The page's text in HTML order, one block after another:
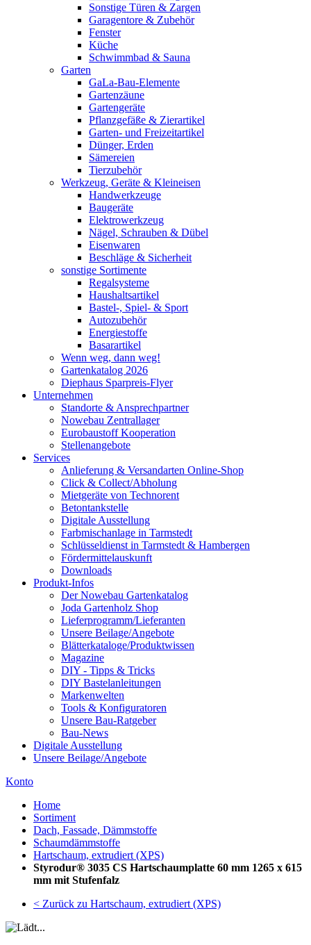
Sonstige Türen & Zargen
Garagentore & Zubehör
Fenster
Küche
Schwimmbad & Sauna
Garten
GaLa-Bau-Elemente
Gartenzäune
Gartengeräte
Pflanzgefäße & Zierartikel
Garten- und Freizeitartikel
Dünger, Erden
Sämereien
Tierzubehör
Werkzeug, Geräte & Kleineisen
Handwerkzeuge
Baugeräte
Elektrowerkzeug
Nägel, Schrauben & Dübel
Eisenwaren
Beschläge & Sicherheit
sonstige Sortimente
Regalsysteme
Haushaltsartikel
Bastel-, Spiel- & Sport
Autozubehör
Energiestoffe
Basarartikel
Wenn weg, dann weg!
Gartenkatalog 2026
Diephaus Sparpreis-Flyer
Unternehmen
Standorte & Ansprechpartner
Nowebau Zentrallager
Eurobaustoff Kooperation
Stellenangebote
Services
Anlieferung & Versandarten Online-Shop
Click & Collect/Abholung
Mietgeräte von Technorent
Betontankstelle
Digitale Ausstellung
Farbmischanlage in Tarmstedt
Schlüsseldienst in Tarmstedt & Hambergen
Fördermittelauskunft
Downloads
Produkt-Infos
Der Nowebau Gartenkatalog
Joda Gartenholz Shop
Lieferprogramm/Lieferanten
Unsere Beilage/Angebote
Blätterkataloge/Produktwissen
Magazine
DIY - Tipps & Tricks
DIY Bastelanleitungen
Markenwelten
Tools & Konfiguratoren
Unsere Bau-Ratgeber
Bau-News
Digitale Ausstellung
Unsere Beilage/Angebote
Konto
Home
Sortiment
Dach, Fassade, Dämmstoffe
Schaumdämmstoffe
Hartschaum, extrudiert (XPS)
Styrodur® 3035 CS Hartschaumplatte 60 mm 1265 x 615
mm mit Stufenfalz
< Zurück zu Hartschaum, extrudiert (XPS)